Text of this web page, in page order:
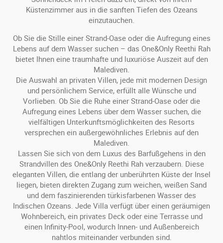
Küstenzimmer aus in die sanften Tiefen des Ozeans
einzutauchen.
Ob Sie die Stille einer Strand-Oase oder die Aufregung eines
Lebens auf dem Wasser suchen – das One&Only Reethi Rah
bietet Ihnen eine traumhafte und luxuriöse Auszeit auf den
Malediven.
Die Auswahl an privaten Villen, jede mit modernen Design
und persönlichem Service, erfüllt alle Wünsche und
Vorlieben. Ob Sie die Ruhe einer Strand-Oase oder die
Aufregung eines Lebens über dem Wasser suchen, die
vielfältigen Unterkunftsmöglichkeiten des Resorts
versprechen ein außergewöhnliches Erlebnis auf den
Malediven.
Lassen Sie sich von dem Luxus des Barfußgehens in den
Strandvillen des One&Only Reethi Rah verzaubern. Diese
eleganten Villen, die entlang der unberührten Küste der Insel
liegen, bieten direkten Zugang zum weichen, weißen Sand
und dem faszinierenden türkisfarbenen Wasser des
Indischen Ozeans. Jede Villa verfügt über einen geräumigen
Wohnbereich, ein privates Deck oder eine Terrasse und
einen Infinity-Pool, wodurch Innen- und Außenbereich
nahtlos miteinander verbunden sind.